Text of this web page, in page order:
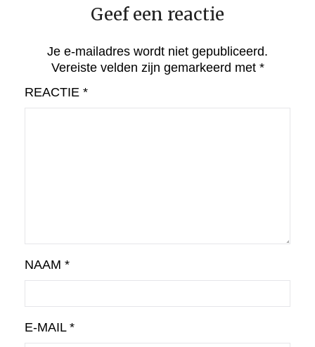
Geef een reactie
Je e-mailadres wordt niet gepubliceerd.
Vereiste velden zijn gemarkeerd met *
REACTIE *
NAAM *
E-MAIL *